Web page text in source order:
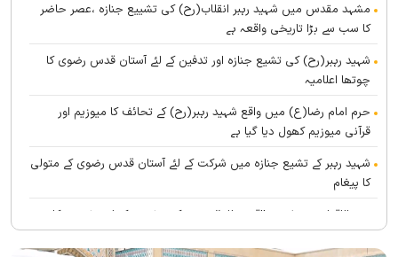
مشہد مقدس میں شہید رہبر انقلاب(رح) کی تشییع جنازہ ،عصر حاضر
کا سب سے بڑا تاریخی واقعہ ہے
شہید رہبر(رح) کی تشیع جنازہ اور تدفین کے لئے آستان قدس رضوی کا
چوتھا اعلامیہ
حرم امام رضا(ع) میں واقع شہید رہبر(رح) کے تحائف کا میوزیم اور
قرآنی میوزیم کھول دیا گیا ہے
شہید رہبر کے تشیع جنازہ میں شرکت کے لئے آستان قدس رضوی کے متولی
کا پیغام
بین الاقوامی سطح پر ’’قومو للہ‘‘ نعرے کی تشریح کے لئے نشست کا
انعقاد